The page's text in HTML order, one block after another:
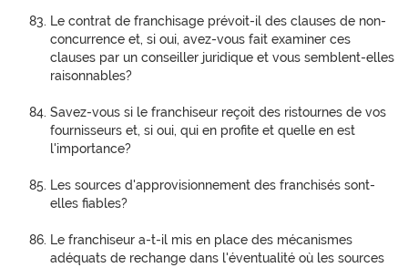
Le contrat de franchisage prévoit-il des clauses de non-
concurrence et, si oui, avez-vous fait examiner ces
clauses par un conseiller juridique et vous semblent-elles
raisonnables?
Savez-vous si le franchiseur reçoit des ristournes de vos
fournisseurs et, si oui, qui en profite et quelle en est
l'importance?
Les sources d'approvisionnement des franchisés sont-
elles fiables?
Le franchiseur a-t-il mis en place des mécanismes
adéquats de rechange dans l'éventualité où les sources